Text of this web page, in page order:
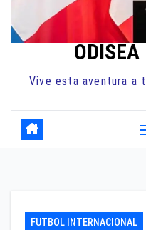
Vive esta aventura a
FUTBOL INTERNACIONAL